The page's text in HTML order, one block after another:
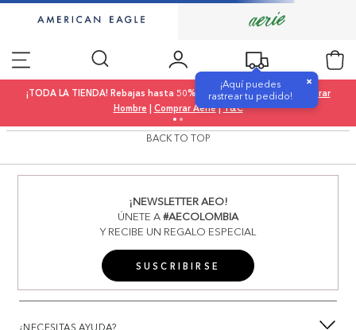
¡Aquí puedes
rastrear tu pedido!
×
¡TODA LA TIENDA! Rebajas hasta 50% OFF |Comprar Mujer|
Comprar
Hombre | Comprar Aerie|T&C
BACK TO TOP
¡NEWSLETTER AEO!
ÚNETE A#AECOLOMBIA
Y RECIBE UN REGALO ESPECIAL
SUSCRIBIRSE
¿NECESITAS AYUDA?